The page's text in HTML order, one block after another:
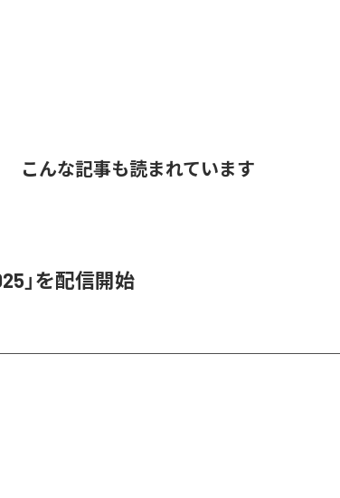
こんな記事も読まれています
」を配信開始